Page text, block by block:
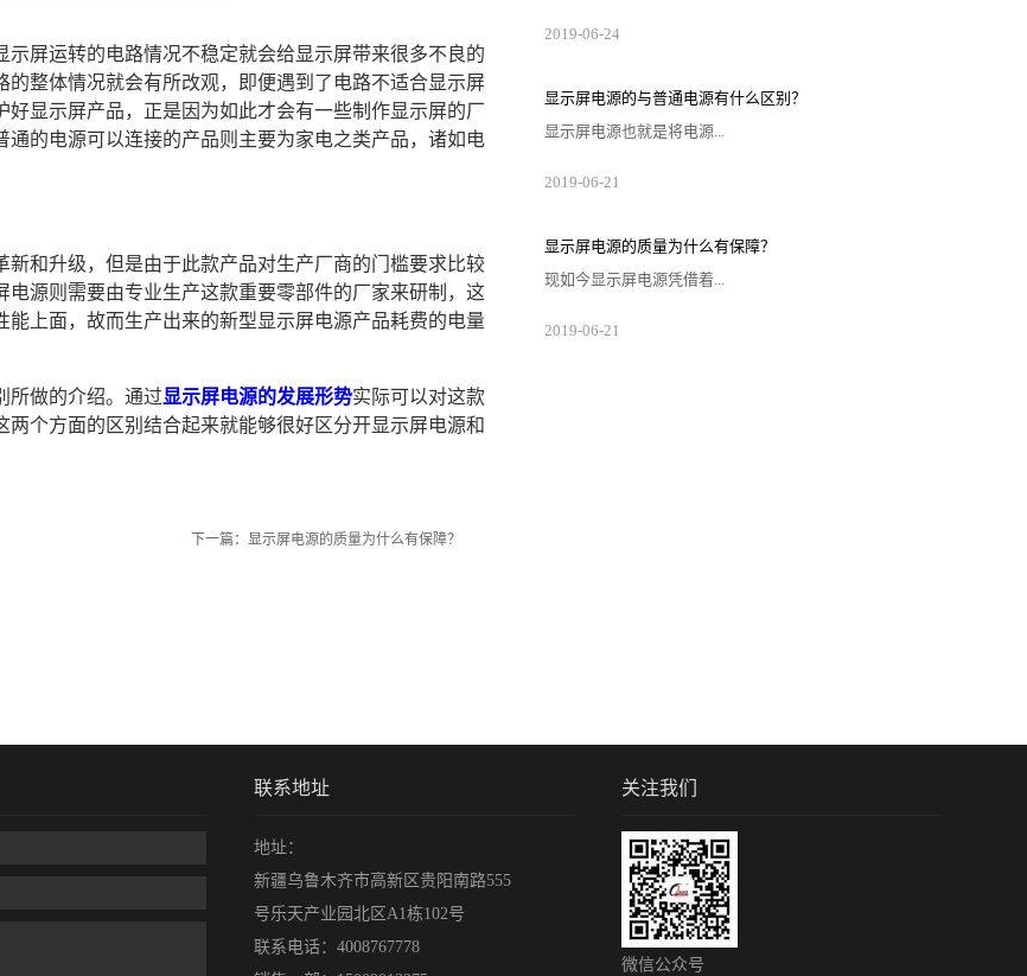
屏运转的电路情况不稳定就会给显示屏带来很多不良的
整体情况就会有所改观，即便遇到了电路不适合显示屏
显示屏产品，正是因为如此才会有一些制作显示屏的厂
的电源可以连接的产品则主要为家电之类产品，诸如电
和升级，但是由于此款产品对生产厂商的门槛要求比较
源则需要由专业生产这款重要零部件的厂家来研制，这
上面，故而生产出来的新型显示屏电源产品耗费的电量
所做的介绍。通过显示屏电源的发展形势实际可以对这款
个方面的区别结合起来就能够很好区分开显示屏电源和
下一篇： 显示屏电源的质量为什么有保障？
示管的存在是相对来说很重要的一种存在，一个好的节
能显示屏只有拥有合适的显像管才能真正的发挥其效
型呢？一、采用扩增技术的平面直角显像管据品质有保
证的节能显示屏制作公司而言，这种平面直角显示管主
要采用了扩张的技术，且这种显示管所制造出来的显示
器质量相对来说较高，可以非常轻松地支撑起清晰...
2019-06-24
显示屏电源的与普通电源有什么区别？
显示屏电源也就是将电源...
与显示屏连接起来并维持显示屏运转的部件，对于显示
屏而言显示屏电源的重要性就等同于心脏，即便如此仍
高品质值得信赖究竟与普通的电源产品有哪些比较明显
的区别呢？区别之一、适用产品不同显示屏承载了许多
个电路以及电子芯片，如果供应显示屏运转的电路情况
不稳定就会给显示屏带来很多不良的影响。如果...
2019-06-21
显示屏电源的质量为什么有保障？
现如今显示屏电源凭借着...
质量优良和安装便捷的优势，已经成为了许多品牌显示
屏的电源零部件产品，在这个时候就有一些用户对显示
2019-06-21
联系地址
地址：
新疆乌鲁木齐市高新区贵阳南路555
号乐天产业园北区A1栋102号
联系电话： 4008767778
关注我们
微信公众号